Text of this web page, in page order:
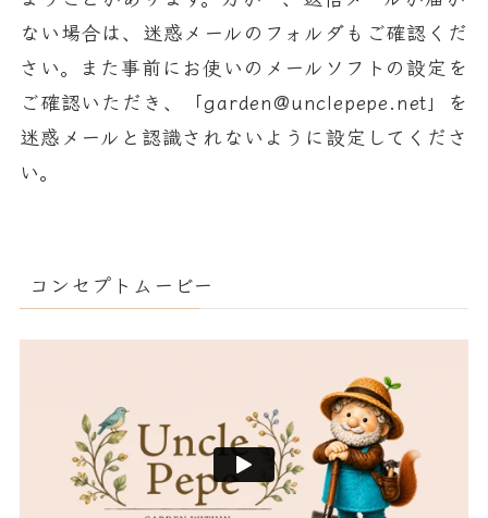
ない場合は、迷惑メールのフォルダもご確認くだ
さい。また事前にお使いのメールソフトの設定を
ご確認いただき、「garden@unclepepe.net」を
迷惑メールと認識されないように設定してくださ
い。
コンセプトムービー